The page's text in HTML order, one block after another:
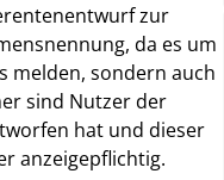
zur
da es um
melden, sondern auch
sind Nutzer der
hat und dieser
anzeigepflichtig.